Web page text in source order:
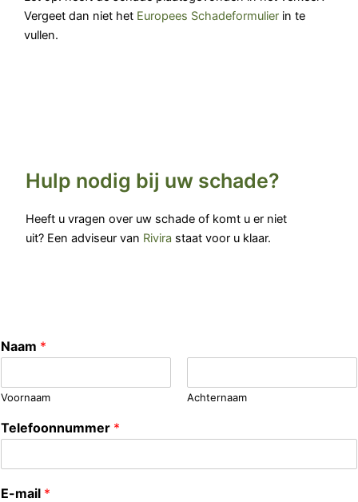
Vergeet dan niet het Europees Schadeformulier in te
vullen.
Hulp nodig bij uw schade?
Heeft u vragen over uw schade of komt u er niet
uit? Een adviseur van Rivira staat voor u klaar.
Naam *
Voornaam Achternaam
Telefoonnummer *
E-mail *